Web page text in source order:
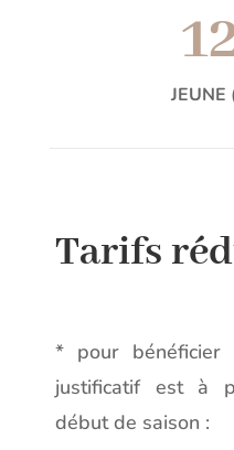
Tarifs
* pour
justificatif est à
début de saison :